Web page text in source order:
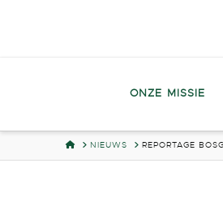
ONZE MISSIE
HOMENIEUWS REPORTAGE